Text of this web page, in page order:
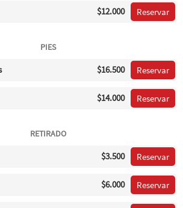
$12.000 Reservar
PIES
$16.500 Reservar
$14.000 Reservar
RETIRADO
$3.500 Reservar
$6.000 Reservar